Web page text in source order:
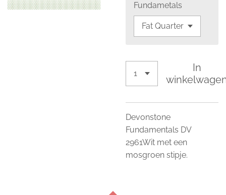
Fundametals
In
Devonstone
Fundamentals DV
2961Wit met een
mosgroen stipje.